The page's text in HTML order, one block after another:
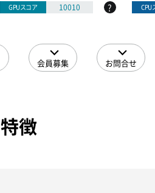
GPUスコア 10010 ? CPU
会員募集 お問合せ
特徴